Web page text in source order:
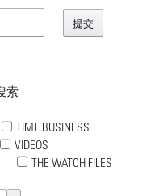
索
TIME.BUSINESS
VIDEOS
THE WATCH FILES